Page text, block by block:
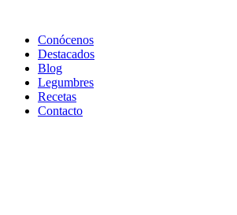
Conócenos
Destacados
Blog
Legumbres
Recetas
Contacto